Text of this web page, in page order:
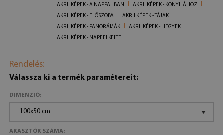
AKRILKÉPEK - A NAPPALIBAN
AKRILKÉPEK - KONYHÁHOZ
AKRILKÉPEK - ELŐSZOBA
AKRILKÉPEK - TÁJAK
AKRILKÉPEK - PANORÁMÁK
AKRILKÉPEK - HEGYEK
AKRILKÉPEK - NAPFELKELTE
Rendelés:
Válassza ki a termék paramétereit:
DIMENZIÓ:
100x50 cm
AKASZTÓK SZÁMA: